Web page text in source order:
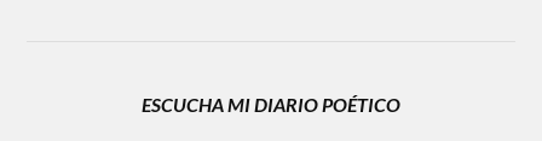
ESCUCHA MI DIARIO POÉTICO